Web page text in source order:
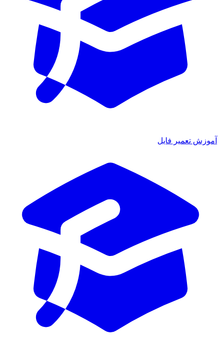
تعمیر فایل